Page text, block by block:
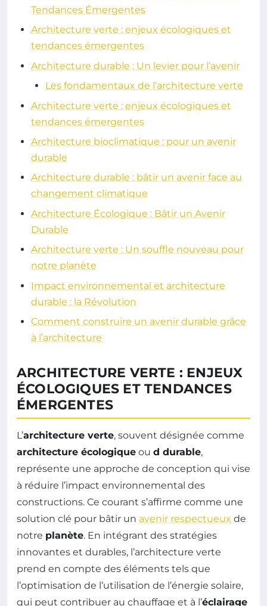
Tendances Émergentes
Architecture verte : enjeux écologiques et
tendances émergentes
Architecture durable : Un levier pour l’avenir
Les fondamentaux de l’architecture verte
Architecture verte : enjeux écologiques et
tendances émergentes
Architecture bioclimatique : pour un avenir
durable
Architecture durable : bâtir un avenir face au
changement climatique
Architecture Écologique : Bâtir un Avenir
Durable
Architecture verte : Un souffle nouveau pour
notre planète
Impact environnemental et architecture
durable : la Révolution
Comment construire un avenir durable grâce
à l’architecture
ARCHITECTURE VERTE : ENJEUX
ÉCOLOGIQUES ET TENDANCES
ÉMERGENTES
L’architecture verte, souvent désignée comme
architecture écologique ou d durable,
représente une approche de conception qui vise
à réduire l’impact environnemental des
constructions. Ce courant s’affirme comme une
solution clé pour bâtir un avenir respectueux de
notre planète. En intégrant des stratégies
innovantes et durables, l’architecture verte
prend en compte des éléments tels que
l’optimisation de l’utilisation de l’énergie solaire,
qui peut contribuer au chauffage et à l’éclairage